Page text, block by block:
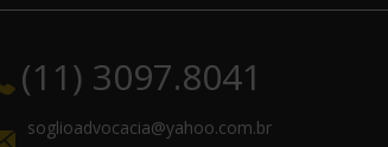
(11) 3097.8041
soglioadvocacia@yahoo.com.br